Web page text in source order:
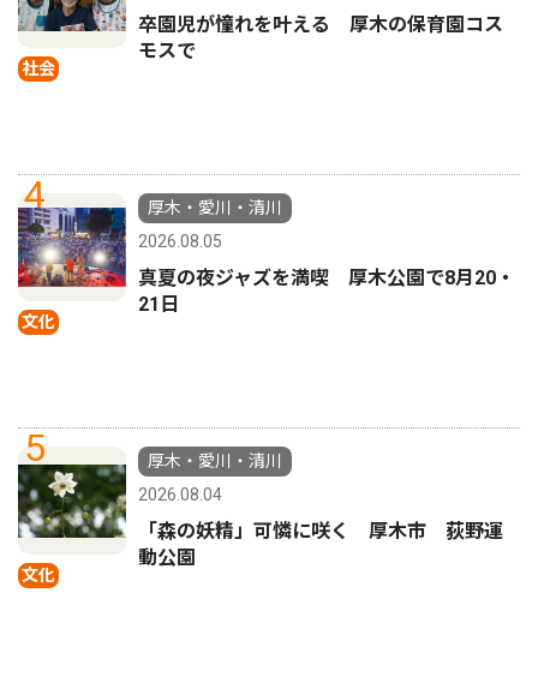
社会
卒園児が憧れを叶える 厚木の保育園コス
モスで
4
文化
厚木・愛川・清川
2026.08.05
真夏の夜ジャズを満喫 厚木公園で8月20・
21日
5
文化
厚木・愛川・清川
2026.08.04
「森の妖精」可憐に咲く 厚木市 荻野運
動公園